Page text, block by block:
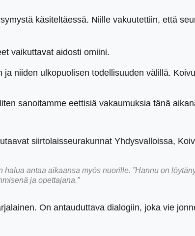
käsiteltäessä. Niille vakuutettiin, että
vaikuttavat aidosti omiini.
niiden ulkopuolisen todellisuuden välillä.
sanoitamme eettisiä vakaumuksia tänä
siirtolaisseurakunnat Yhdysvalloissa,
antaa aikaansa myös nuorille. ”Hannu on
ja opettajana.”
On antauduttava dialogiin, joka vie